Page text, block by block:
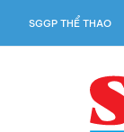
SGGP THỂ THAO